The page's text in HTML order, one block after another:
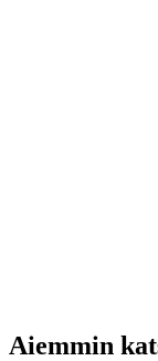
Aiemmin